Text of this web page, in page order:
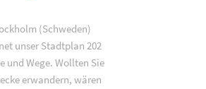
(Schweden)
unser Stadtplan 202
und Wege. Wollten Sie
erwandern, wären